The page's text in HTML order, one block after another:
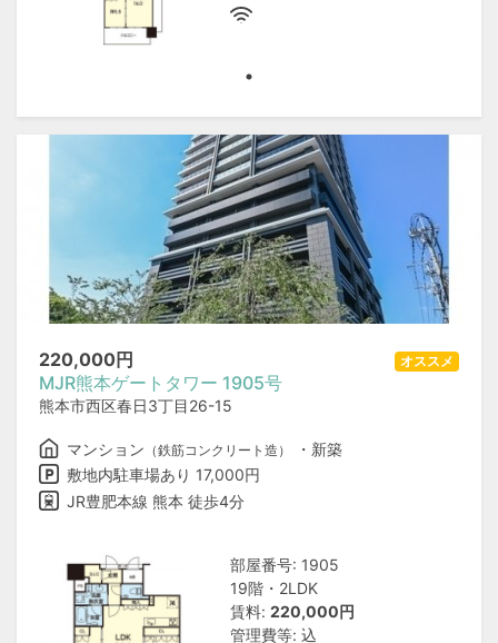
220,000円
MJR熊本ゲートタワー 1905号
熊本市西区春日3丁目26-15
オススメ
マンション （鉄筋コンクリート造）
・新築
敷地内駐車場あり 17,000円
JR豊肥本線 熊本 徒歩4分
部屋番号: 1905
19階・2LDK
賃料: 220,000円
管理費等: 込